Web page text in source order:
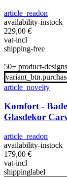
article_readon
availability-instock
229,00 €
vat-incl
shipping-free
50+ product-designs
article_novelty
Komfort -
Glasdekor
article_readon
availability-instock
179,00 €
vat-incl
shippinglabel